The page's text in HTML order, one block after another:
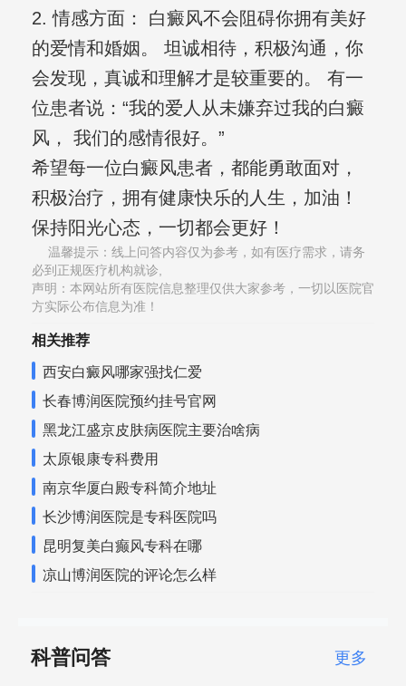
2. 情感方面： 白癜风不会阻碍你拥有美好
的爱情和婚姻。 坦诚相待，积极沟通，你
会发现，真诚和理解才是较重要的。 有一
位患者说：“我的爱人从未嫌弃过我的白癜
风， 我们的感情很好。”
希望每一位白癜风患者，都能勇敢面对，
积极治疗，拥有健康快乐的人生，加油！
保持阳光心态，一切都会更好！
温馨提示：线上问答内容仅为参考，如有医疗需求，请务
必到正规医疗机构就诊,
声明：本网站所有医院信息整理仅供大家参考，一切以医院官
方实际公布信息为准！
相关推荐
西安白癜风哪家强找仁爱
长春博润医院预约挂号官网
黑龙江盛京皮肤病医院主要治啥病
太原银康专科费用
南京华厦白殿专科简介地址
长沙博润医院是专科医院吗
昆明复美白癫风专科在哪
凉山博润医院的评论怎么样
科普问答 更多